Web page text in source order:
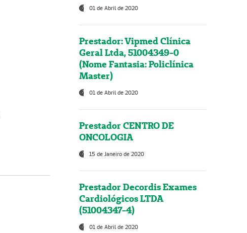
01 de Abril de 2020
Prestador: Vipmed Clínica
Geral Ltda, 51004349-0
(Nome Fantasia: Policlínica
Master)
01 de Abril de 2020
Prestador CENTRO DE
ONCOLOGIA
15 de Janeiro de 2020
Prestador Decordis Exames
Cardiológicos LTDA
(51004347-4)
01 de Abril de 2020